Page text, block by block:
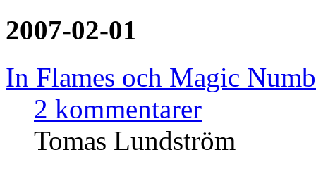
2007-02-01
In Flames och Magic
2 kommentarer
Tomas Lundström